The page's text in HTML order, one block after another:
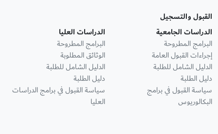
القبول والتسجيل
الدراسات الجامعية
البرامج المطروحة
إجراءات القبول العامة
الدليل الشامل للطلبة
دليل الطلبة
سياسة القبول في برامج
البكالوريوس
الدراسات العليا
البرامج المطروحة
الوثائق المطلوبة
الدليل الشامل للطلبة
دليل الطلبة
سياسة القبول في برامج الدراسات
العليا